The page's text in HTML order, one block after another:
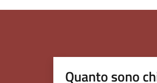
Quanto sono